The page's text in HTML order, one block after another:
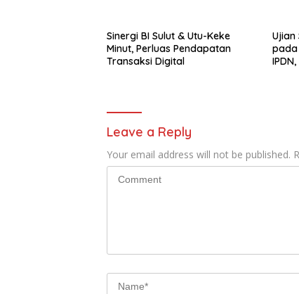
Sinergi BI Sulut & Utu-Keke
Minut, Perluas Pendapatan
Transaksi Digital
Ujian
Leave a Reply
Your email address will not be published.